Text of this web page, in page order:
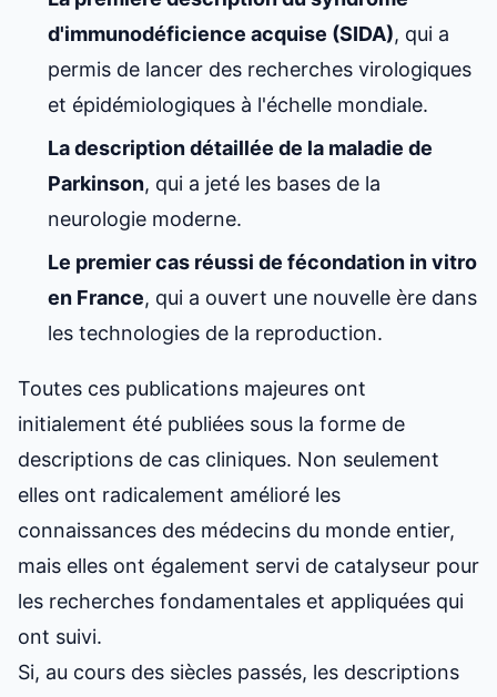
d'immunodéficience acquise (SIDA), qui a
permis de lancer des recherches virologiques
et épidémiologiques à l'échelle mondiale.
La description détaillée de la maladie de
Parkinson, qui a jeté les bases de la
neurologie moderne.
Le premier cas réussi de fécondation in vitro
en France, qui a ouvert une nouvelle ère dans
les technologies de la reproduction.
Toutes ces publications majeures ont
initialement été publiées sous la forme de
descriptions de cas cliniques. Non seulement
elles ont radicalement amélioré les
connaissances des médecins du monde entier,
mais elles ont également servi de catalyseur pour
les recherches fondamentales et appliquées qui
ont suivi.
Si, au cours des siècles passés, les descriptions